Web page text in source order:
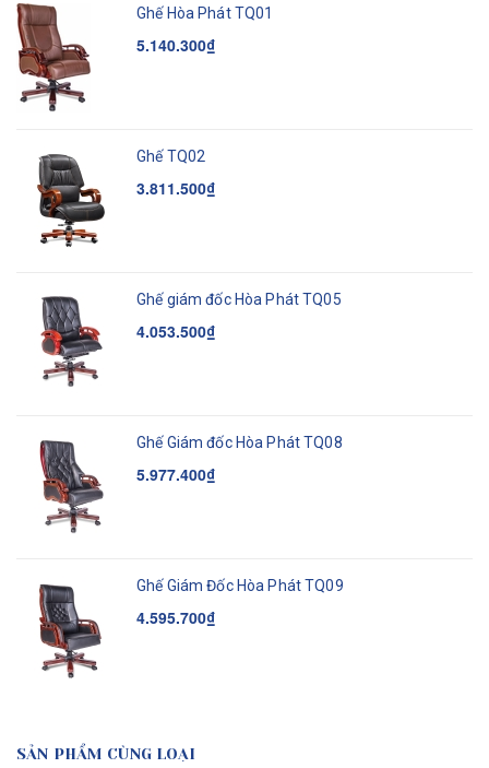
Ghế Hòa Phát TQ01
5.140.300₫
Ghế TQ02
3.811.500₫
Ghế giám đốc Hòa Phát TQ05
4.053.500₫
Ghế Giám đốc Hòa Phát TQ08
5.977.400₫
Ghế Giám Đốc Hòa Phát TQ09
4.595.700₫
SẢN PHẨM CÙNG LOẠI